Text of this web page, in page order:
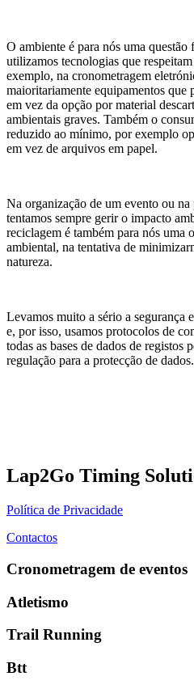
O ambiente é para nós uma questão
utilizamos tecnologias que
exemplo, na cronometragem
maioritariamente equipamentos que
em vez da opção por material
ambientais graves. Também o
reduzido ao mínimo, por exemplo
em vez de arquivos em papel.
Na organização de um evento ou na
tentamos sempre gerir o impacto
reciclagem é também para nós uma
ambiental, na tentativa de
natureza.
Levamos muito a sério a segurança
e, por isso, usamos protocolos de
todas as bases de dados de registos
regulação para a protecção de dados.
Lap2Go Timing
Política de Privacidade
Contactos
Cronometragem de eventos
Atletismo
Trail Running
Btt